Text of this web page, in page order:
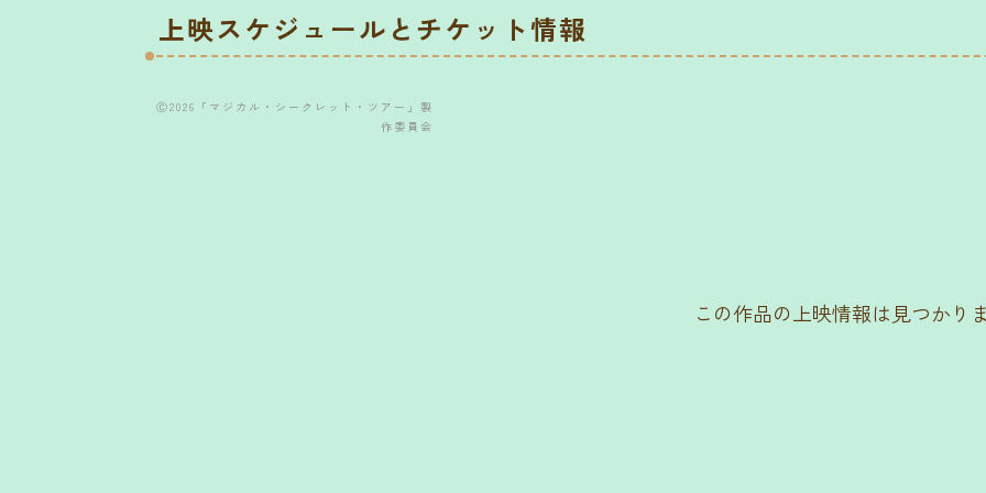
上映スケジュールとチケット情報
Ⓒ2026「マジカル・シークレット・ツアー」製
作委員会
この作品の上映情報は見つかり